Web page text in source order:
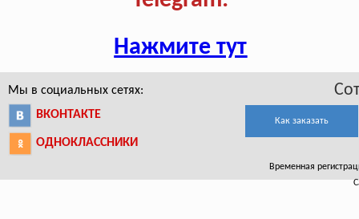
Нажмите тут
Мы в социальных сетях:
ВКОНТАКТЕ
ОДНОКЛАССНИКИ
Как заказать
Временная